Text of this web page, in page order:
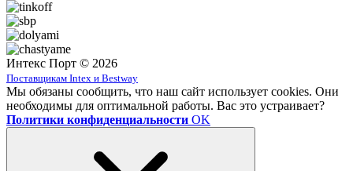
Интекс Порт © 2026
Поставщикам Intex и Bestway
Мы обязаны сообщить, что наш сайт использует cookies. Они
необходимы для оптимальной работы. Вас это устраивает?
Политики конфиденциальности OK